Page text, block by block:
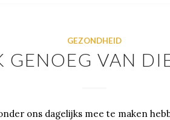
GEZONDHEID
GENOEG VAN
ons dagelijks mee te maken